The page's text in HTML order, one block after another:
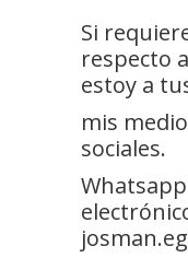
Si
respecto
estoy a
mis
sociales.